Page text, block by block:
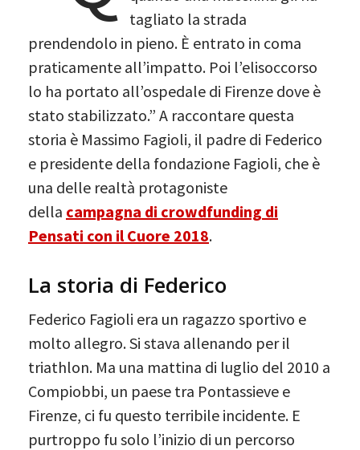
tagliato la strada
prendendolo in pieno. È entrato in coma
praticamente all’impatto. Poi l’elisoccorso
lo ha portato all’ospedale di Firenze dove è
stato stabilizzato.” A raccontare questa
storia è Massimo Fagioli, il padre di Federico
e presidente della fondazione Fagioli, che è
una delle realtà protagoniste
della campagna di crowdfunding di
Pensati con il Cuore 2018.
La storia di Federico
Federico Fagioli era un ragazzo sportivo e
molto allegro. Si stava allenando per il
triathlon. Ma una mattina di luglio del 2010 a
Compiobbi, un paese tra Pontassieve e
Firenze, ci fu questo terribile incidente. E
purtroppo fu solo l’inizio di un percorso